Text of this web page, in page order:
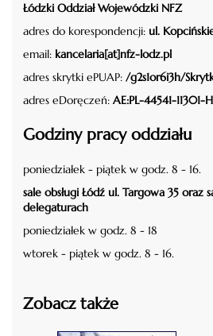
Łódzki Oddział Wojewódzki NFZ
adres do korespondencji: ul.
email: kancelaria[at]nfz-lodz.pl
adres skrytki ePUAP: /g2s1or6i3h/
adres eDoręczeń: AE:PL-44541-11301-
Godziny pracy oddziału
poniedziałek - piątek w godz. 8 - 16.
sale obsługi Łódź ul. Targowa 35 oraz
delegaturach
poniedziałek w godz. 8 - 18
wtorek - piątek w godz. 8 - 16.
Zobacz także